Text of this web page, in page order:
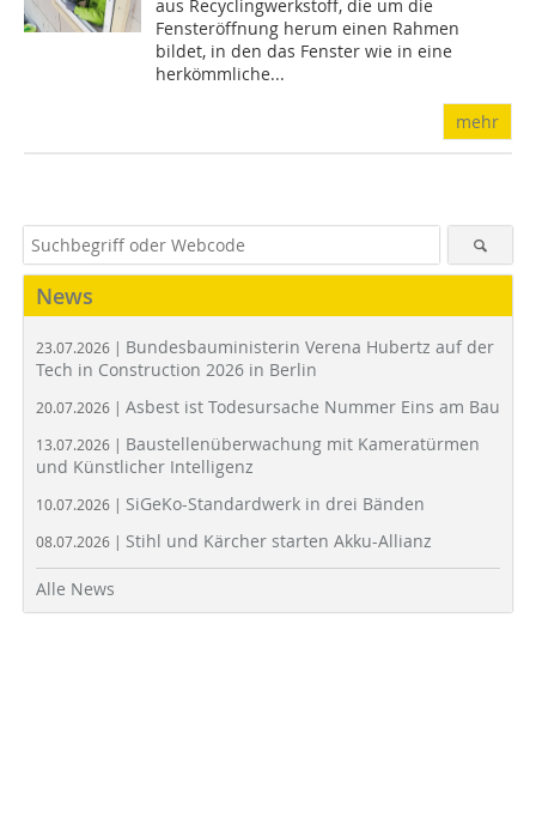
aus Recyclingwerkstoff, die um die
Fensteröffnung herum einen Rahmen
bildet, in den das Fenster wie in eine
herkömmliche...
mehr
News
23.07.2026 | Bundesbauministerin Verena Hubertz auf der
Tech in Construction 2026 in Berlin
20.07.2026 | Asbest ist Todesursache Nummer Eins am Bau
13.07.2026 | Baustellenüberwachung mit Kameratürmen
und Künstlicher Intelligenz
10.07.2026 | SiGeKo-Standardwerk in drei Bänden
08.07.2026 | Stihl und Kärcher starten Akku-Allianz
Alle News